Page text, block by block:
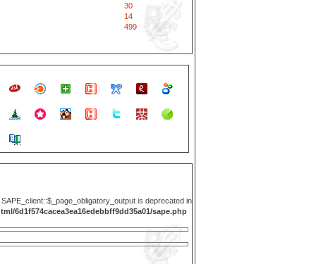
30
14
499
is deprecated in
6d1f574cacea3ea16edebbff9dd35a01/sape.php